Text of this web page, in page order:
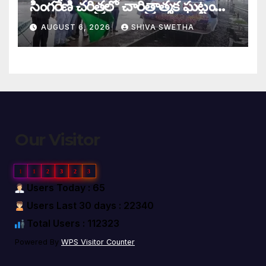
సింగరేణి చరిత్రలో చారిత్రాత్మక ఘట్టం…
AUGUST 6, 2026 SHIVA SWETHA
1 1 2 3 2 3
Users Today : 65
Users Last 30 days : 22340
Total Users : 112323
Powered By WPS Visitor Counter